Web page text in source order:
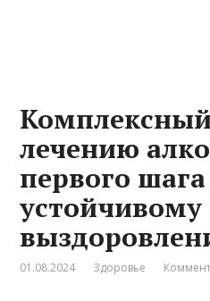
лечению
первого
устойчивому
01.08.2024 Здоровье